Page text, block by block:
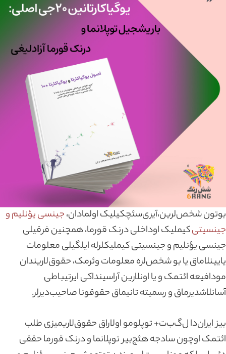
بوتون شخص‌لرین،‌آیری‌سئچکیلیک اولمادان،جینسی یؤنلیم و
جینسیتیکیملیک اوداخلی درنک قورما، همچنین فرقیلی
جینسی یؤنلیم و جینسیتی کیملیکلرله ایلگیلی معلومات
یایینلاماق یا بو شخص‌لره معلومات وئرمک، حقوق‌لاریندان
مودافیعه ائتمک و یا اونلارین آراسینداکی ایرتیباطی
آسانلاشدیرماق و رسمیته تانیماق حقوقونا صاحیب‌دیرلر.
بیز ایران‌دا ل‌گ‌ب‌ت+ توپلومو اولاراق حقوق‌لاریمیزی طلب
ائتمک اوچون سادجه هئچ‌بیر توپلانما و درنک قورما حققی